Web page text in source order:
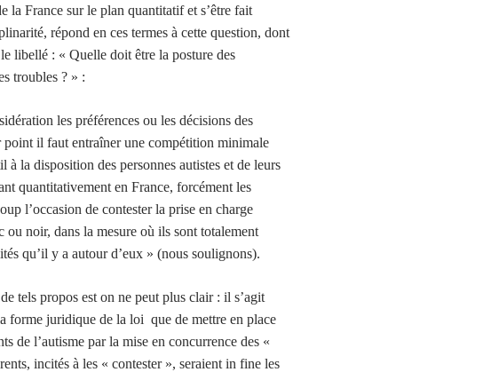
la France sur le plan quantitatif et s’être fait
répond en ces termes à cette question, dont
libellé : « Quelle doit être la posture des
troubles ? » :
les préférences ou les décisions des
point il faut entraîner une compétition minimale
à la disposition des personnes autistes et de leurs
quantitativement en France, forcément les
l’occasion de contester la prise en charge
ou noir, dans la mesure où ils sont totalement
qu’il y a autour d’eux » (nous soulignons).
tels propos est on ne peut plus clair : il s’agit
forme juridique de la loi que de mettre en place
de l’autisme par la mise en concurrence des «
incités à les « contester », seraient in fine les